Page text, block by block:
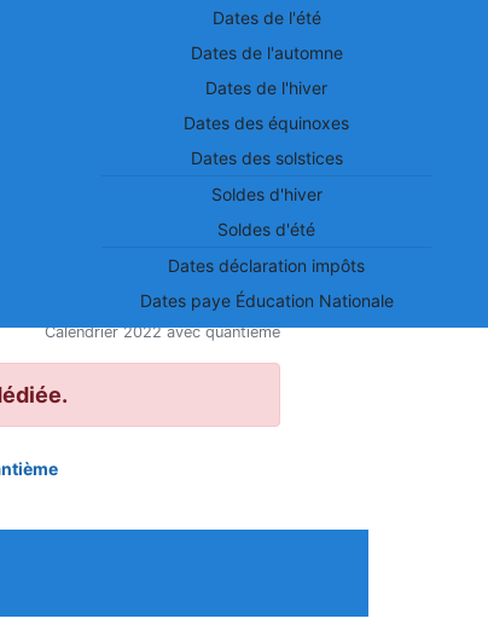
Dates de l'été
Dates de l'automne
Dates de l'hiver
Dates des équinoxes
Dates des solstices
Soldes d'hiver
Soldes d'été
Dates déclaration impôts
Dates paye Éducation Nationale
Calendrier 2022 avec quantième